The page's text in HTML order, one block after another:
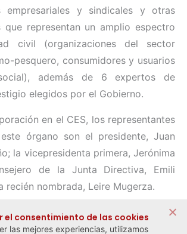
empresariales y sindicales y otras
que representan un amplio espectro
civil (organizaciones del sector
pesquero, consumidores y usuarios
además de 6 expertos de
elegidos por el Gobierno.
en el CES, los representantes
órgano son el presidente, Juan
la vicepresidenta primera, Jerónima
de la Junta Directiva, Emili
recién nombrada, Leire Mugerza.
el consentimiento de las cookies
las mejores experiencias, utilizamos